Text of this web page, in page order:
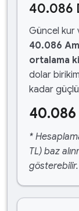
40.086
Güncel kur
40.086
ortalama
dolar
kadar
40.086
*
TL) baz
gösterebilir.